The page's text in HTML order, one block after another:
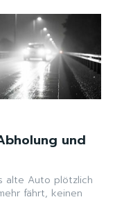
und
alte Auto plötzlich
fährt, keinen